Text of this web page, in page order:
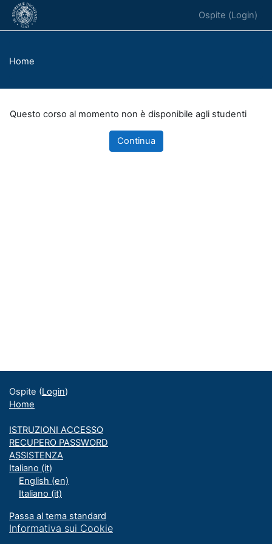
Vai al contenuto principale
Ospite (Login)
Home
Questo corso al momento non è disponibile agli studenti
Continua
Ospite (Login)
Home
ISTRUZIONI ACCESSO
RECUPERO PASSWORD
ASSISTENZA
Italiano ‎(it)‎
English ‎(en)‎
Italiano ‎(it)‎
Passa al tema standard
Informativa sui Cookie